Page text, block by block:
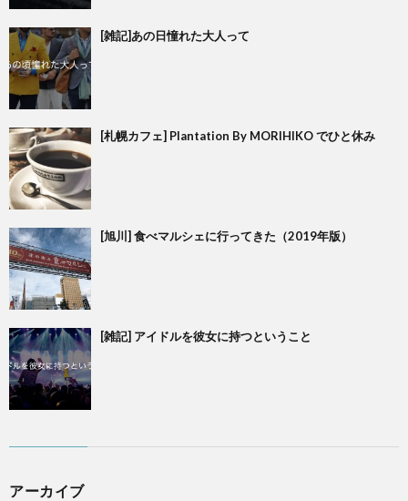
[雑記]あの日憧れた大人って
[札幌カフェ] Plantation By MORIHIKO でひと休み
[旭川] 食べマルシェに行ってきた（2019年版）
[雑記] アイドルを彼女に持つということ
アーカイブ